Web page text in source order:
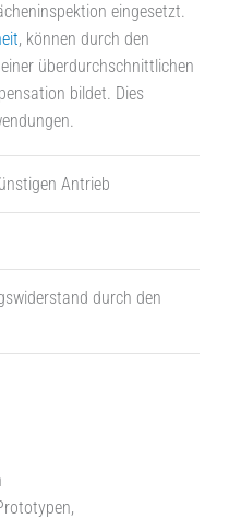
eingesetzt.
, können durch den
überdurchschnittlichen
bildet. Dies
Antrieb
durch den